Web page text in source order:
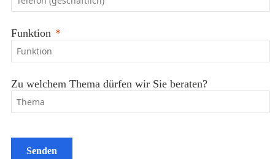
Funktion
Zu welchem Thema dürfen wir Sie beraten?
Senden